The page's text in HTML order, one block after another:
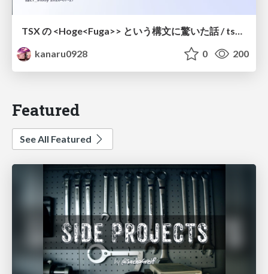
TSX の <Hoge<Fuga>> という構文に驚いた話 / tsx-type-argument-syntax
kanaru0928
0 200
Featured
See All Featured